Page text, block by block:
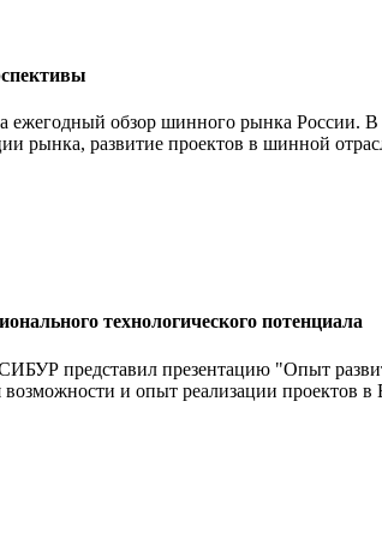
ежегодный обзор шинного рынка России.
рынка, развитие проектов в шинной
технологического потенциала
представил презентацию "Опыт
и опыт реализации проектов